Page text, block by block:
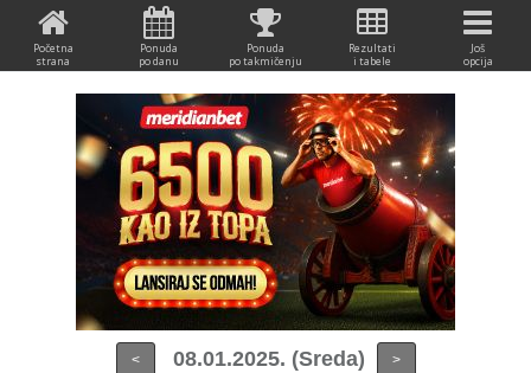
Početna
strana
Ponuda
po danu
Ponuda
po takmičenju
Rezultati
i tabele
Još
opcija
< 08.01.2025. (Sreda) >